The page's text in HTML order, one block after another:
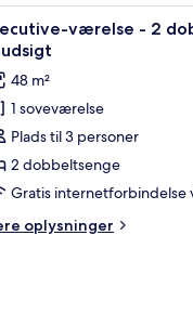
udsigt over byen.
udsigt over byen,
10
værelse - 2
48 m²
1 soveværelse
Plads til 3 personer
2 dobbeltsenge
Gratis internetforbindelse
oplysninger